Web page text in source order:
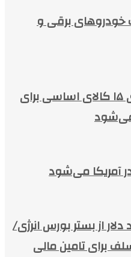
خودروهای برقی و
کالابرگ الکترونیکی برای ۱۵ کالای اساسی برای
می‌شود
آمریکا می‌شود
۲۰ میلیارد دلار از بستر بورس انرژی/
سلف برای تامین مالی